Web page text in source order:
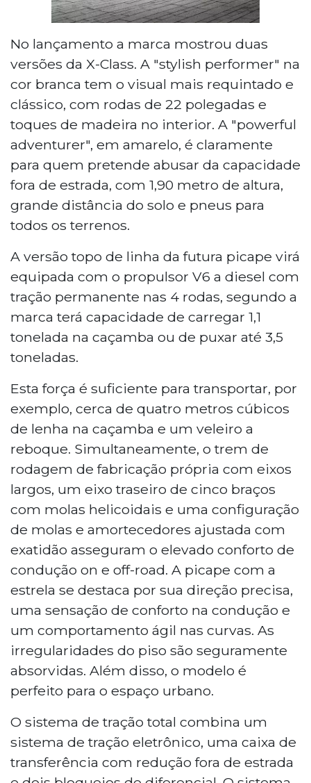
No lançamento a marca mostrou duas
versões da X-Class. A "stylish performer" na
cor branca tem o visual mais requintado e
clássico, com rodas de 22 polegadas e
toques de madeira no interior. A "powerful
adventurer", em amarelo, é claramente
para quem pretende abusar da capacidade
fora de estrada, com 1,90 metro de altura,
grande distância do solo e pneus para
todos os terrenos.
A versão topo de linha da futura picape virá
equipada com o propulsor V6 a diesel com
tração permanente nas 4 rodas, segundo a
marca terá capacidade de carregar 1,1
tonelada na caçamba ou de puxar até 3,5
toneladas.
Esta força é suficiente para transportar, por
exemplo, cerca de quatro metros cúbicos
de lenha na caçamba e um veleiro a
reboque. Simultaneamente, o trem de
rodagem de fabricação própria com eixos
largos, um eixo traseiro de cinco braços
com molas helicoidais e uma configuração
de molas e amortecedores ajustada com
exatidão asseguram o elevado conforto de
condução on e off-road. A picape com a
estrela se destaca por sua direção precisa,
uma sensação de conforto na condução e
um comportamento ágil nas curvas. As
irregularidades do piso são seguramente
absorvidas. Além disso, o modelo é
perfeito para o espaço urbano.
O sistema de tração total combina um
sistema de tração eletrônico, uma caixa de
transferência com redução fora de estrada